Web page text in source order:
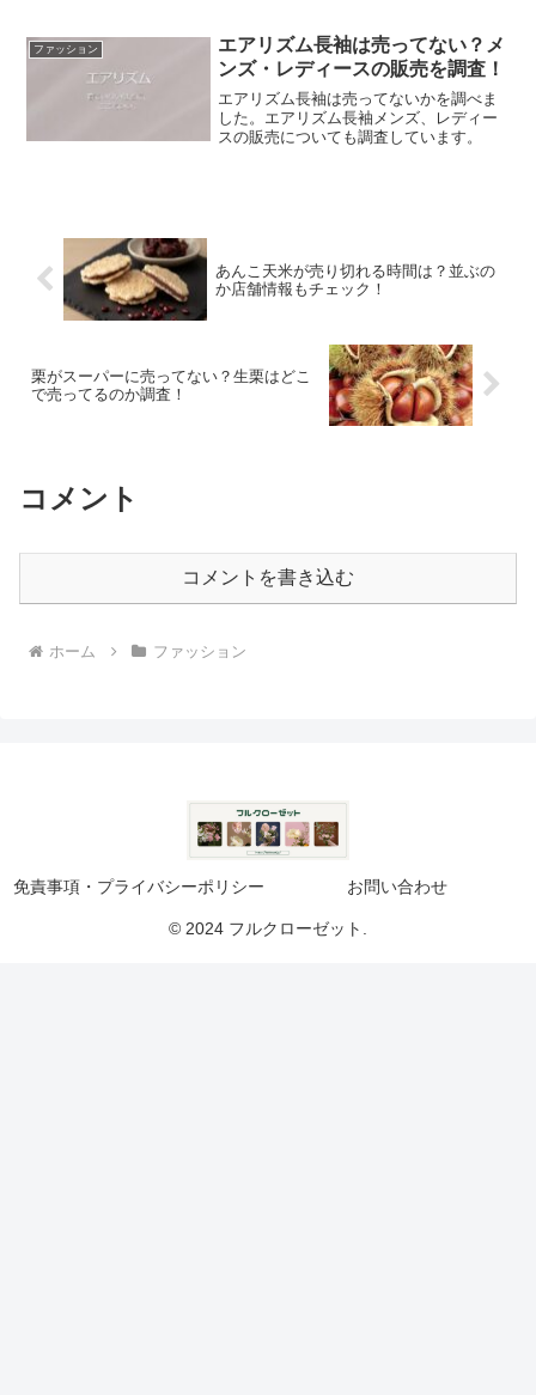
ファッション
エアリズム長袖は売ってない？メ
ンズ・レディースの販売を調査！
エアリズム長袖は売ってないかを調べま
した。エアリズム長袖メンズ、レディー
スの販売についても調査しています。
あんこ天米が売り切れる時間は？並ぶの
か店舗情報もチェック！
栗がスーパーに売ってない？生栗はどこ
で売ってるのか調査！
コメント
コメントを書き込む
ホーム ファッション
免責事項・プライバシーポリシー お問い合わせ
© 2024 フルクローゼット.